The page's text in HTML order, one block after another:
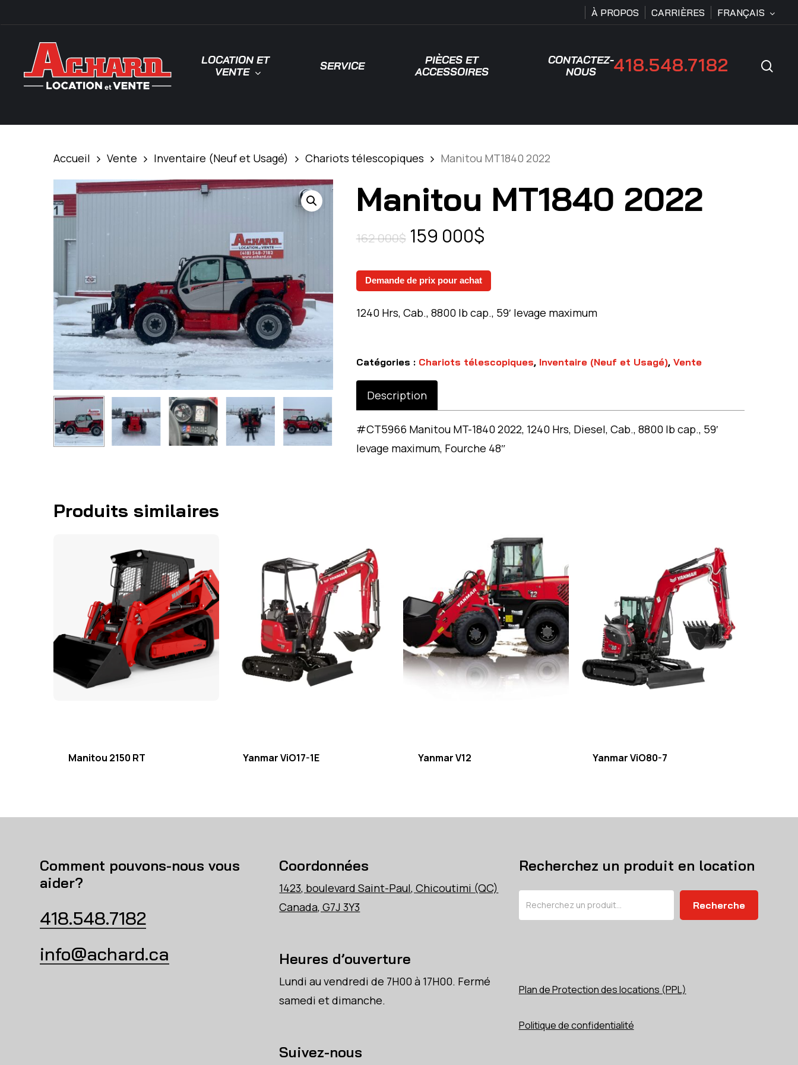
to
content
À PROPOS CARRIÈRES FRANÇAIS
LOCATION ET
VENTE
SERVICE
PIÈCES ET
ACCESSOIRES
CONTACTEZ-
NOUS
418.548.7182
Accueil Vente Inventaire (Neuf et Usagé) Chariots télescopiques Manitou MT1840 2022
Manitou MT1840 2022
162 000$ Le
initial
était :
162
000$.
159 000$Le
actuel
est :
159
000$.
Demande de prix pour achat
1240 Hrs, Cab., 8800 lb cap., 59′ levage maximum
Catégories : Chariots télescopiques, Inventaire (Neuf et Usagé), Vente
Description
#CT5966 Manitou MT-1840 2022, 1240 Hrs, Diesel, Cab., 8800 lb cap., 59′
levage maximum, Fourche 48″
Produits similaires
Manitou 2150 RT Yanmar ViO17-1E Yanmar V12 Yanmar ViO80-7
Comment pouvons-nous vous
aider?
418.548.7182
info@achard.ca
Coordonnées
1423, boulevard Saint-Paul, Chicoutimi (QC)
Canada, G7J 3Y3
Heures d’ouverture
Lundi au vendredi de 7H00 à 17H00. Fermé
samedi et dimanche.
Suivez-nous
Recherchez un produit en location
Recherche
Plan de Protection des locations (PPL)
Politique de confidentialité